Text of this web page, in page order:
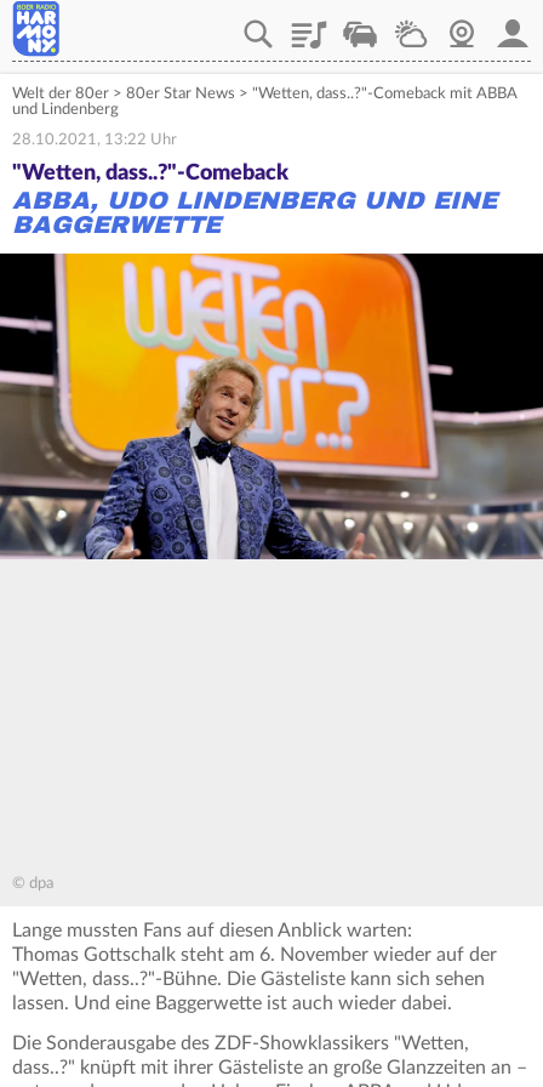
PlaylistVerkehrWetterWebcam
Welt der 80er > 80er Star News > "Wetten, dass..?"-Comeback mit ABBA
und Lindenberg
28.10.2021, 13:22 Uhr
"Wetten, dass..?"-Comeback
ABBA, UDO LINDENBERG UND EINE
BAGGERWETTE
© dpa
Lange mussten Fans auf diesen Anblick warten:
Thomas Gottschalk steht am 6. November wieder auf der
"Wetten, dass..?"-Bühne. Die Gästeliste kann sich sehen
lassen. Und eine Baggerwette ist auch wieder dabei.
Die Sonderausgabe des ZDF-Showklassikers "Wetten,
dass..?" knüpft mit ihrer Gästeliste an große Glanzzeiten an –